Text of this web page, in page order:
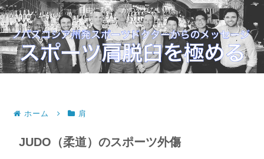
自由に動き、かつ外れない肩へ。
ホーム 肩
JUDO（柔道）のスポーツ外傷